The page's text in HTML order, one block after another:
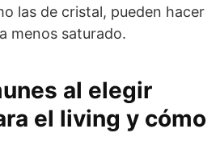
las de cristal, pueden hacer
menos saturado.
al elegir
el living y cómo